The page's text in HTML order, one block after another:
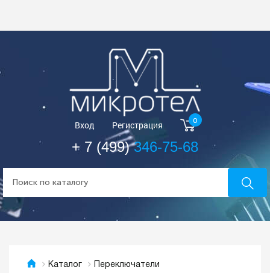
Вход Регистрация 0
+ 7 (499)346-75-68
Каталог Переключатели